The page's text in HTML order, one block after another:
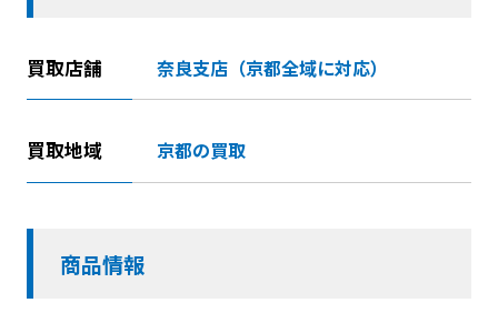
買取店舗 奈良支店（京都全域に対応）
買取地域 京都の買取
商品情報